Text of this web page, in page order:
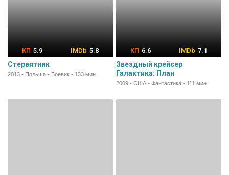
5.9 5.8
Стервятник
2013 • Польша • Боевик • 133 мин.
6.6 7.1
Звездный крейсер
Галактика: План
2009 • США • Фантастика • 111 мин.